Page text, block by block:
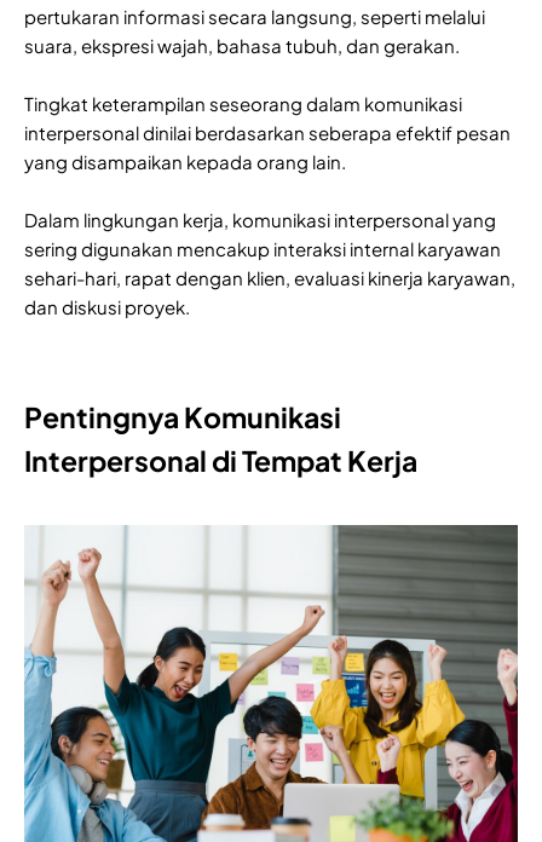
pertukaran informasi secara langsung, seperti melalui
suara, ekspresi wajah, bahasa tubuh, dan gerakan.
Tingkat keterampilan seseorang dalam komunikasi
interpersonal dinilai berdasarkan seberapa efektif pesan
yang disampaikan kepada orang lain.
Dalam lingkungan kerja, komunikasi interpersonal yang
sering digunakan mencakup interaksi internal karyawan
sehari-hari, rapat dengan klien, evaluasi kinerja karyawan,
dan diskusi proyek.
Pentingnya Komunikasi
Interpersonal di Tempat Kerja